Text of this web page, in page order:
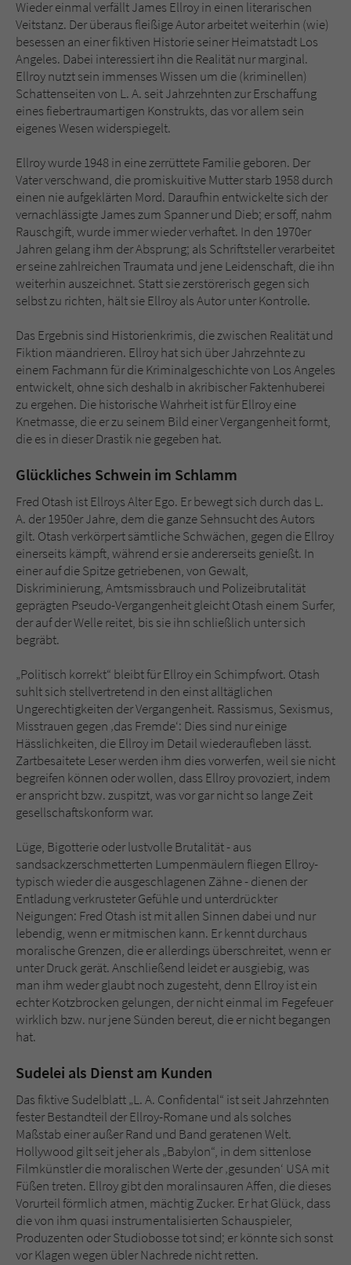
Wieder einmal verfällt James Ellroy in einen literarischen
Veitstanz. Der überaus fleißige Autor arbeitet weiterhin (wie)
besessen an einer fiktiven Historie seiner Heimatstadt Los
Angeles. Dabei interessiert ihn die Realität nur marginal.
Ellroy nutzt sein immenses Wissen um die (kriminellen)
Schattenseiten von L. A. seit Jahrzehnten zur Erschaffung
eines fiebertraumartigen Konstrukts, das vor allem sein
eigenes Wesen widerspiegelt.
Ellroy wurde 1948 in eine zerrüttete Familie geboren. Der
Vater verschwand, die promiskuitive Mutter starb 1958 durch
einen nie aufgeklärten Mord. Daraufhin entwickelte sich der
vernachlässigte James zum Spanner und Dieb; er soff, nahm
Rauschgift, wurde immer wieder verhaftet. In den 1970er
Jahren gelang ihm der Absprung; als Schriftsteller verarbeitet
er seine zahlreichen Traumata und jene Leidenschaft, die ihn
weiterhin auszeichnet. Statt sie zerstörerisch gegen sich
selbst zu richten, hält sie Ellroy als Autor unter Kontrolle.
Das Ergebnis sind Historienkrimis, die zwischen Realität und
Fiktion mäandrieren. Ellroy hat sich über Jahrzehnte zu
einem Fachmann für die Kriminalgeschichte von Los Angeles
entwickelt, ohne sich deshalb in akribischer Faktenhuberei
zu ergehen. Die historische Wahrheit ist für Ellroy eine
Knetmasse, die er zu seinem Bild einer Vergangenheit formt,
die es in dieser Drastik nie gegeben hat.
Glückliches Schwein im Schlamm
Fred Otash ist Ellroys Alter Ego. Er bewegt sich durch das L.
A. der 1950er Jahre, dem die ganze Sehnsucht des Autors
gilt. Otash verkörpert sämtliche Schwächen, gegen die Ellroy
einerseits kämpft, während er sie andererseits genießt. In
einer auf die Spitze getriebenen, von Gewalt,
Diskriminierung, Amtsmissbrauch und Polizeibrutalität
geprägten Pseudo-Vergangenheit gleicht Otash einem Surfer,
der auf der Welle reitet, bis sie ihn schließlich unter sich
begräbt.
„Politisch korrekt“ bleibt für Ellroy ein Schimpfwort. Otash
suhlt sich stellvertretend in den einst alltäglichen
Ungerechtigkeiten der Vergangenheit. Rassismus, Sexismus,
Misstrauen gegen ‚das Fremde‘: Dies sind nur einige
Hässlichkeiten, die Ellroy im Detail wiederaufleben lässt.
Zartbesaitete Leser werden ihm dies vorwerfen, weil sie nicht
begreifen können oder wollen, dass Ellroy provoziert, indem
er anspricht bzw. zuspitzt, was vor gar nicht so lange Zeit
gesellschaftskonform war.
Lüge, Bigotterie oder lustvolle Brutalität - aus
sandsackzerschmetterten Lumpenmäulern fliegen Ellroy-
typisch wieder die ausgeschlagenen Zähne - dienen der
Entladung verkrusteter Gefühle und unterdrückter
Neigungen: Fred Otash ist mit allen Sinnen dabei und nur
lebendig, wenn er mitmischen kann. Er kennt durchaus
moralische Grenzen, die er allerdings überschreitet, wenn er
unter Druck gerät. Anschließend leidet er ausgiebig, was
man ihm weder glaubt noch zugesteht, denn Ellroy ist ein
echter Kotzbrocken gelungen, der nicht einmal im Fegefeuer
wirklich bzw. nur jene Sünden bereut, die er nicht begangen
hat.
Sudelei als Dienst am Kunden
Das fiktive Sudelblatt „L. A. Confidental“ ist seit Jahrzehnten
fester Bestandteil der Ellroy-Romane und als solches
Maßstab einer außer Rand und Band geratenen Welt.
Hollywood gilt seit jeher als „Babylon“, in dem sittenlose
Filmkünstler die moralischen Werte der ‚gesunden‘ USA mit
Füßen treten. Ellroy gibt den moralinsauren Affen, die dieses
Vorurteil förmlich atmen, mächtig Zucker. Er hat Glück, dass
die von ihm quasi instrumentalisierten Schauspieler,
Produzenten oder Studiobosse tot sind; er könnte sich sonst
vor Klagen wegen übler Nachrede nicht retten.